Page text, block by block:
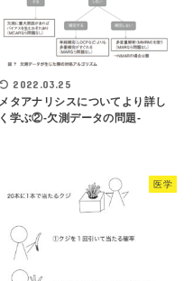
2022.03.25
メタアナリシスについてより詳し
く学ぶ②-欠測データの問題-
医学